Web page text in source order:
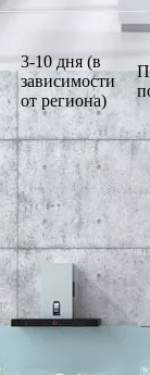
3-10 дня (в
зависимости
от региона)